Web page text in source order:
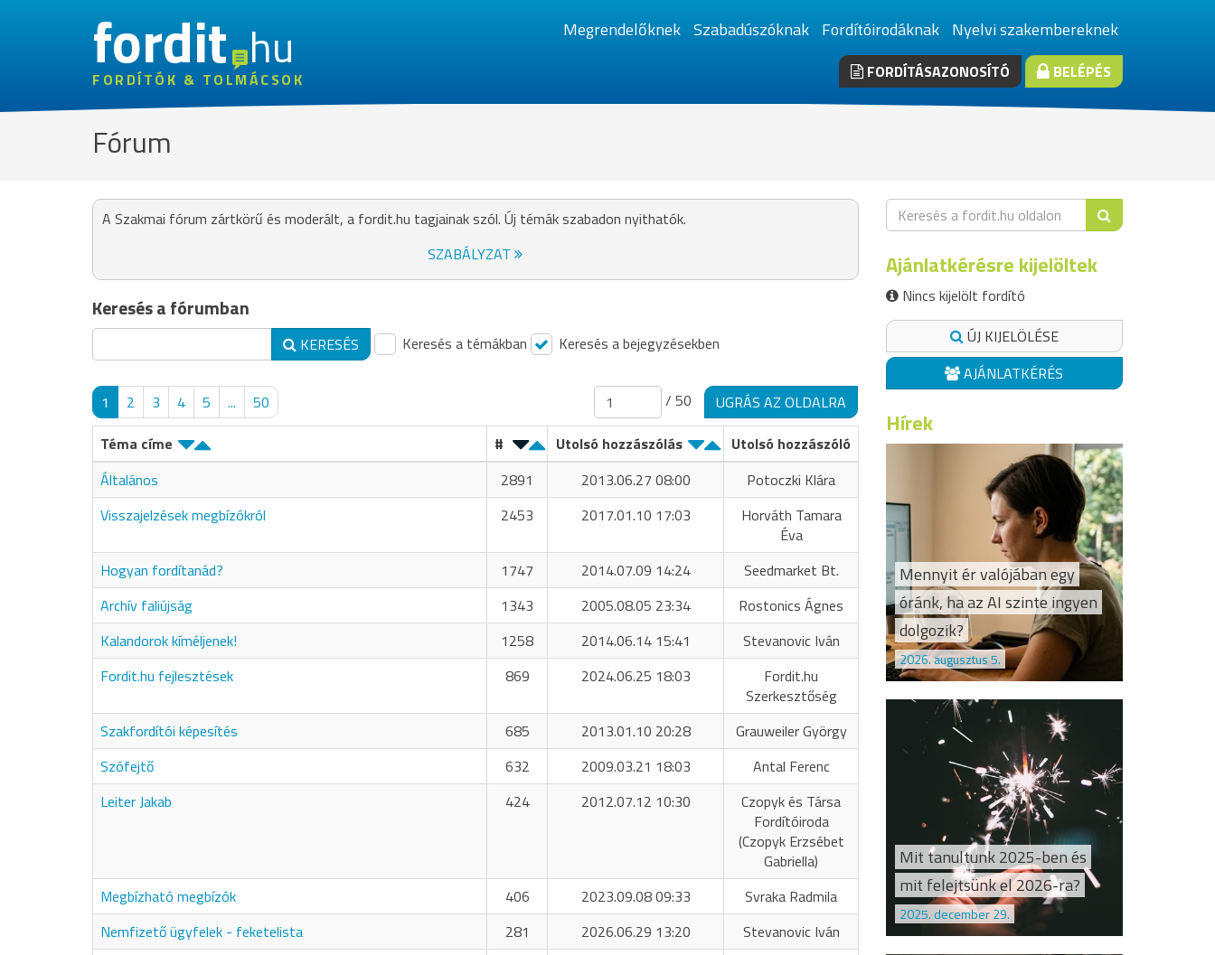
fordithu
FORDÍTÓK & TOLMÁCSOK
Megrendelőknek Szabadúszóknak Fordítóirodáknak Nyelvi szakembereknek
FORDÍTÁSAZONOSÍTÓ BELÉPÉS
Fórum
A Szakmai fórum zártkörű és moderált, a fordit.hu tagjainak szól. Új témák szabadon nyithatók.
SZABÁLYZAT
Keresés a fórumban
KERESÉS Keresés a témákban Keresés a bejegyzésekben
1 2 3 4 5 ... 50 / 50
UGRÁS AZ OLDALRA
Téma címe
# Utolsó hozzászólás
Utolsó hozzászóló
Általános
2891 2013.06.27 08:00
Potoczki Klára
Visszajelzések megbízókról
2453 2017.01.10 17:03
Horváth Tamara
Éva
Hogyan fordítanád?
1747 2014.07.09 14:24
Seedmarket Bt.
Archív faliújság
1343 2005.08.05 23:34
Rostonics Ágnes
Kalandorok kíméljenek!
1258 2014.06.14 15:41
Stevanovic Iván
Fordit.hu fejlesztések
869 2024.06.25 18:03
Fordit.hu
Szerkesztőség
Szakfordítói képesítés
685 2013.01.10 20:28
Grauweiler György
Szófejtő
632 2009.03.21 18:03
Antal Ferenc
Leiter Jakab
424 2012.07.12 10:30
Czopyk és Társa
Fordítóiroda
(Czopyk Erzsébet
Gabriella)
Megbízható megbízók
406 2023.09.08 09:33
Svraka Radmila
Nemfizető ügyfelek - feketelista
281 2026.06.29 13:20
Stevanovic Iván
Ajánlatkérésre kijelöltek
Nincs kijelölt fordító
ÚJ KIJELÖLÉSE
AJÁNLATKÉRÉS
Hírek
Mennyit ér valójában egy
óránk, ha az AI szinte ingyen
dolgozik?
2026. augusztus 5.
Mit tanultunk 2025-ben és
mit felejtsünk el 2026-ra?
2025. december 29.